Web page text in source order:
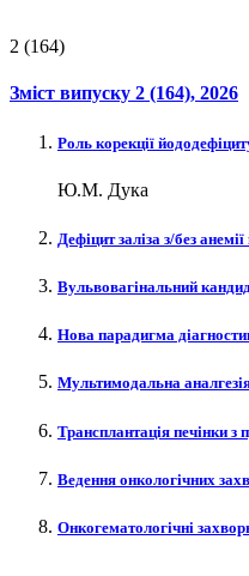
2 (164)
Зміст випуску 2 (164), 2026
Роль корекції
Ю.М. Дука
Дефіцит заліза з/без
Вульвовагінальний
Нова парадигма
Мультимодальна
Трансплантація печінки з
Ведення онкологічних
Онкогематологічні